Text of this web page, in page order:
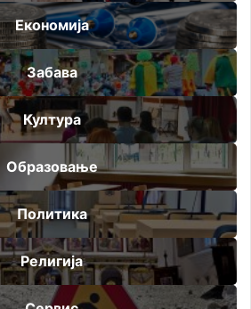
Економија
Забава
Култура
Образовање
Политика
Религија